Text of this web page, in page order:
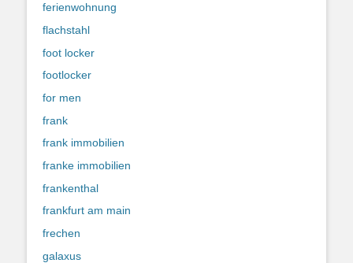
ferienwohnung
flachstahl
foot locker
footlocker
for men
frank
frank immobilien
franke immobilien
frankenthal
frankfurt am main
frechen
galaxus